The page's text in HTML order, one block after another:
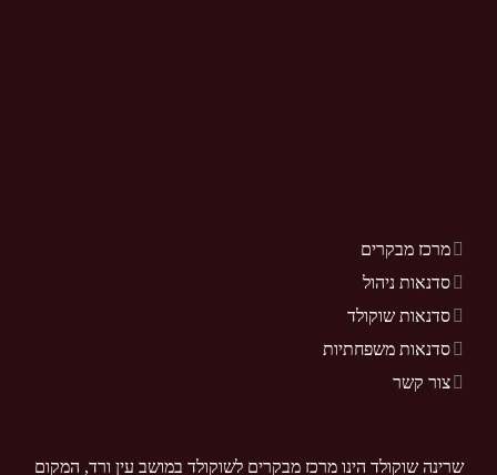
מרכז מבקרים
סדנאות ניהול
סדנאות שוקולד
סדנאות משפחתיות
צור קשר
שרינה שוקולד הינו מרכז מבקרים לשוקולד במושב עין ורד, המקום